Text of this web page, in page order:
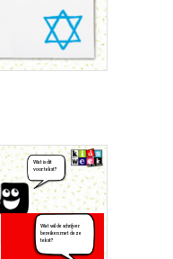
Wat wil de schrijver
bereiken met deze
tekst?
Wat is dit
voor tekst?